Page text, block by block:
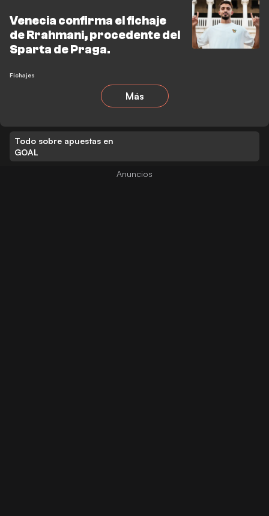
Venecia confirma el fichaje
de Rrahmani, procedente del
Sparta de Praga.
Fichajes
Más
Todo sobre apuestas en
GOAL